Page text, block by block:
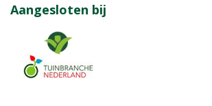
Aangesloten bij